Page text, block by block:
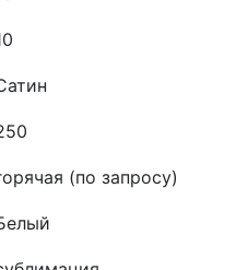
(по запросу)